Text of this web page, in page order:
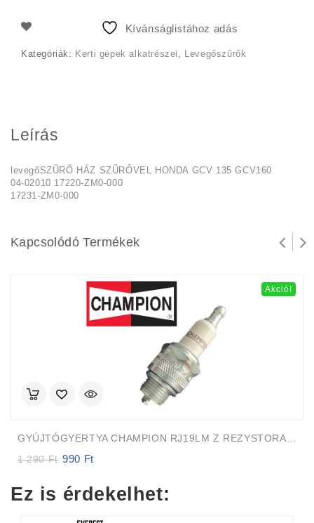
5
Kívánságlistához adás
Kategóriák: Kerti gépek alkatrészei Levegőszűrők
Leírás
levegőSZŰRŐ HÁZ SZŰRŐVEL HONDA GCV 135 GCV160
04-02010 17220-ZM0-000
17231-ZM0-000
Kapcsolódó Termékek
Akció!
1 290Ft Original
1
990 Ft
990 Ft.
Ez is érdekelhet: